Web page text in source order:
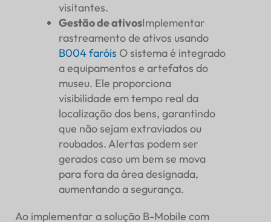
visitantes.
Gestão de ativosImplementar
rastreamento de ativos usando
B004faróis O sistema é integrado
a equipamentos e artefatos do
museu. Ele proporciona
visibilidade em tempo real da
localização dos bens, garantindo
que não sejam extraviados ou
roubados. Alertas podem ser
gerados caso um bem se mova
para fora da área designada,
aumentando a segurança.
Ao implementar a solução B-Mobile com